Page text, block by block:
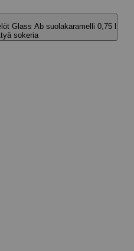
Glass Ab suolakaramelli 0,75 l
sokeria